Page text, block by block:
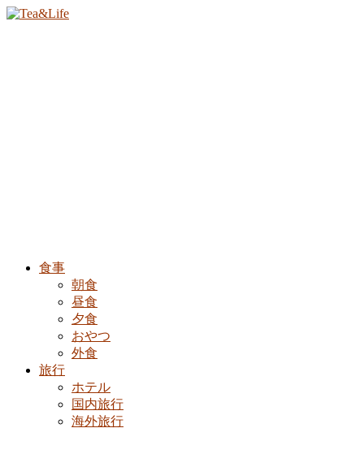
食事
朝食
昼食
夕食
おやつ
外食
旅行
ホテル
国内旅行
海外旅行